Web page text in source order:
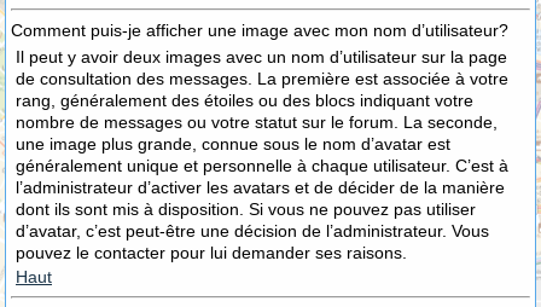
Comment puis-je afficher une image avec mon nom d’utilisateur?
Il peut y avoir deux images avec un nom d’utilisateur sur la page
de consultation des messages. La première est associée à votre
rang, généralement des étoiles ou des blocs indiquant votre
nombre de messages ou votre statut sur le forum. La seconde,
une image plus grande, connue sous le nom d’avatar est
généralement unique et personnelle à chaque utilisateur. C’est à
l’administrateur d’activer les avatars et de décider de la manière
dont ils sont mis à disposition. Si vous ne pouvez pas utiliser
d’avatar, c’est peut-être une décision de l’administrateur. Vous
pouvez le contacter pour lui demander ses raisons.
Haut